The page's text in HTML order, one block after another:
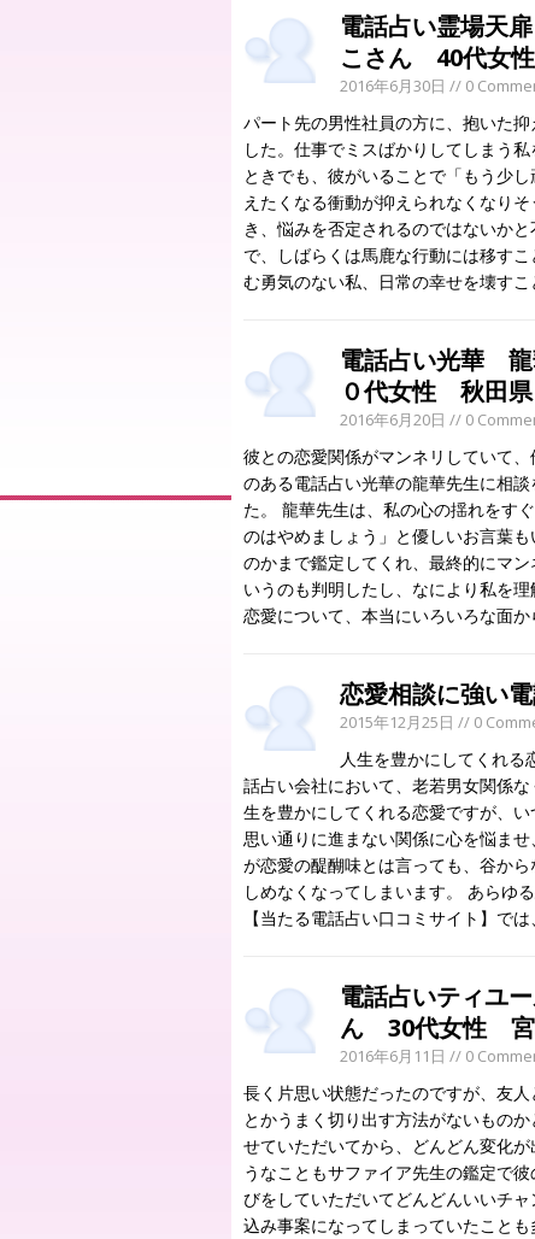
電話占い霊場天
こさん 40代女
2016年6月30日 // 0
パート先の男性社員の方に、抱いた
した。仕事でミスばかりしてしまう
ときでも、彼がいることで「もう少
えたくなる衝動が抑えられなくなり
き、悩みを否定されるのではないか
で、しばらくは馬鹿な行動には移す
む勇気のない私、日常の幸せを壊す
電話占い光華
０代女性 秋田県
2016年6月20日 // 0
彼との恋愛関係がマンネリしていて
のある電話占い光華の龍華先生に相
た。 龍華先生は、私の心の揺れをす
のはやめましょう」と優しいお言葉
のかまで鑑定してくれ、最終的にマ
いうのも判明したし、なにより私を
恋愛について、本当にいろいろな面
恋愛相談に強い
2015年12月25日 // 0
人生を豊かにしてくれ
話占い会社において、老若男女関係
生を豊かにしてくれる恋愛ですが、
思い通りに進まない関係に心を悩ま
が恋愛の醍醐味とは言っても、谷か
しめなくなってしまいます。 あらゆ
【当たる電話占い口コミサイト】で
電話占いティユ
ん 30代女性 宮
2016年6月11日 // 0
長く片思い状態だったのですが、友
とかうまく切り出す方法がないもの
せていただいてから、どんどん変化
うなこともサファイア先生の鑑定で
びをしていただいてどんどんいいチ
込み事案になってしまっていたこと